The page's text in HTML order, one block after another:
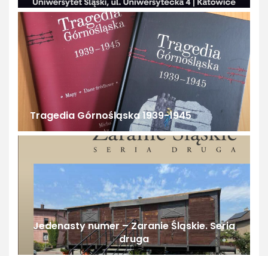
Tragedia Górnośląska 1939-1945
Jedenasty numer – Zaranie Śląskie. Seria
druga